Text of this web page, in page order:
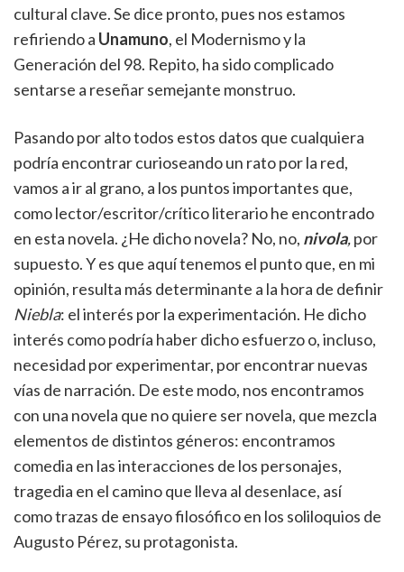
cultural clave. Se dice pronto, pues nos estamos
refiriendo a Unamuno, el Modernismo y la
Generación del 98. Repito, ha sido complicado
sentarse a reseñar semejante monstruo.
Pasando por alto todos estos datos que cualquiera
podría encontrar curioseando un rato por la red,
vamos a ir al grano, a los puntos importantes que,
como lector/escritor/crítico literario he encontrado
en esta novela. ¿He dicho novela? No, no, nivola,por
supuesto. Y es que aquí tenemos el punto que, en mi
opinión, resulta más determinante a la hora de definir
Niebla: el interés por la experimentación. He dicho
interés como podría haber dicho esfuerzo o, incluso,
necesidad por experimentar, por encontrar nuevas
vías de narración. De este modo, nos encontramos
con una novela que no quiere ser novela, que mezcla
elementos de distintos géneros: encontramos
comedia en las interacciones de los personajes,
tragedia en el camino que lleva al desenlace, así
como trazas de ensayo filosófico en los soliloquios de
Augusto Pérez, su protagonista.